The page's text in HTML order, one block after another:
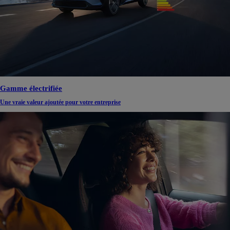
Gamme électrifiée
Une vraie valeur ajoutée pour votre entreprise